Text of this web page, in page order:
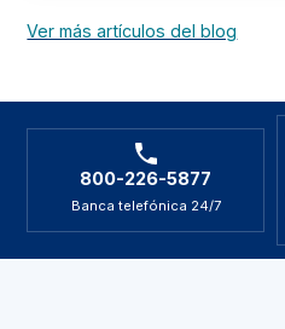
Ver más artículos del blog
800-226-5877
Banca telefónica 24/7